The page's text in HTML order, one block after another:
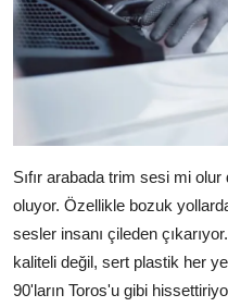
Sıfır arabada trim sesi mi
oluyor. Özellikle bozuk
sesler insanı çileden
kaliteli değil, sert plastik her
90'ların Toros'u gibi